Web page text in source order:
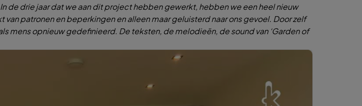
de drie jaar dat we aan dit project hebben gewerkt, hebben we een heel nieuw
patronen en beperkingen en alleen maar geluisterd naar ons gevoel. Door zelf
mens opnieuw gedefinieerd. De teksten, de melodieën, de sound van ‘Garden of